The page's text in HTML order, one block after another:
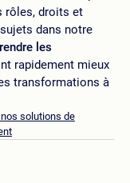
rôles, droits et
dans notre
les
rapidement mieux
transformations à
solutions de